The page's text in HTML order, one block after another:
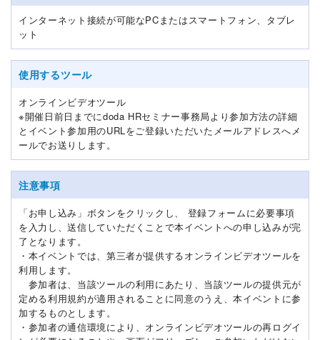
インターネット接続が可能なPCまたはスマートフォン、タブレ
ット
使用するツール
オンラインビデオツール
※開催日前日までにdoda HRセミナー事務局より参加方法の詳細
とイベント参加用のURLをご登録いただいたメールアドレスへメ
ールでお送りします。
注意事項
「お申し込み」ボタンをクリックし、 登録フォームに必要事項
を入力し、送信していただくことで本イベントへの申し込みが完
了となります。
・本イベントでは、第三者が提供するオンラインビデオツールを
利用します。
参加者は、当該ツールの利用にあたり、当該ツールの提供元が
定める利用規約が適用されることに同意のうえ、本イベントに参
加するものとします。
・参加者の通信環境により、オンラインビデオツールの再ログイ